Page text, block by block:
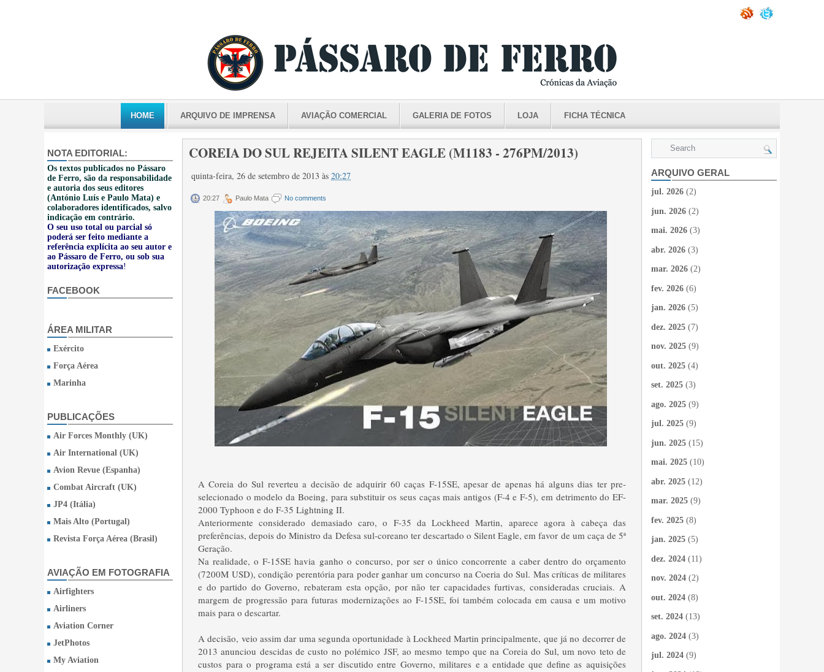
HOME ARQUIVO DE IMPRENSA AVIAÇÃO COMERCIAL GALERIA DE FOTOS LOJA FICHA TÉCNICA
NOTA EDITORIAL:
Os textos publicados no Pássaro
de Ferro, são da responsabilidade
e autoria dos seus editores
(António Luís e Paulo Mata) e
colaboradores identificados, salvo
indicação em contrário.
O seu uso total ou parcial só
poderá ser feito mediante a
referência explícita ao seu autor e
ao Pássaro de Ferro, ou sob sua
autorização expressa!
FACEBOOK
ÁREA MILITAR
Exército
Força Aérea
Marinha
PUBLICAÇÕES
Air Forces Monthly (UK)
Air International (UK)
Avion Revue (Espanha)
Combat Aircraft (UK)
JP4 (Itália)
Mais Alto (Portugal)
Revista Força Aérea (Brasil)
AVIAÇÃO EM FOTOGRAFIA
Airfighters
Airliners
Aviation Corner
JetPhotos
My Aviation
COREIA DO SUL REJEITA SILENT EAGLE (M1183 - 276PM/2013)
quinta-feira, 26 de setembro de 2013 às 20:27
20:27 Paulo Mata No comments
A Coreia do Sul reverteu a decisão de adquirir 60 caças F-15SE, apesar de apenas há alguns dias ter pre-
selecionado o modelo da Boeing, para substituir os seus caças mais antigos (F-4 e F-5), em detrimento do EF-
2000 Typhoon e do F-35 Lightning II.
Anteriormente considerado demasiado caro, o F-35 da Lockheed Martin, aparece agora à cabeça das
preferências, depois do Ministro da Defesa sul-coreano ter descartado o Silent Eagle, em favor de um caça de 5ª
Geração.
Na realidade, o F-15SE havia ganho o concurso, por ser o único concorrente a caber dentro do orçamento
(7200M USD), condição perentória para poder ganhar um concurso na Coeria do Sul. Mas críticas de militares
e do partido do Governo, rebateram esta opção, por não ter capacidades furtivas, consideradas cruciais. A
margem de progressão para futuras modernizações ao F-15SE, foi também colocada em causa e um motivo
mais para o descartar.
A decisão, veio assim dar uma segunda oportunidade à Lockheed Martin principalmente, que já no decorrer de
2013 anunciou descidas de custo no polémico JSF, ao mesmo tempo que na Coreia do Sul, um novo teto de
custos para o programa está a ser discutido entre Governo, militares e a entidade que define as aquisições
ARQUIVO GERAL
jul. 2026 (2)
jun. 2026 (2)
mai. 2026 (3)
abr. 2026 (3)
mar. 2026 (2)
fev. 2026 (6)
jan. 2026 (5)
dez. 2025 (7)
nov. 2025 (9)
out. 2025 (4)
set. 2025 (3)
ago. 2025 (9)
jul. 2025 (9)
jun. 2025 (15)
mai. 2025 (10)
abr. 2025 (12)
mar. 2025 (9)
fev. 2025 (8)
jan. 2025 (5)
dez. 2024 (11)
nov. 2024 (2)
out. 2024 (8)
set. 2024 (13)
ago. 2024 (3)
jul. 2024 (9)